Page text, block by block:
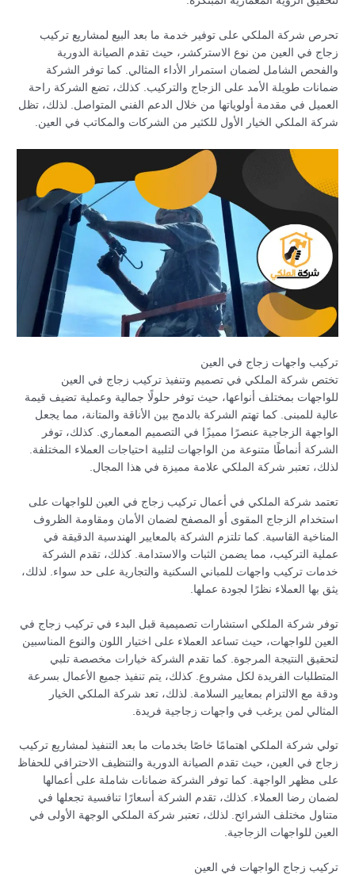
تحرص شركة الملكي على توفير خدمة ما بعد البيع لمشاريع تركيب
زجاج في العين من نوع الاستركشر، حيث تقدم الصيانة الدورية
والفحص الشامل لضمان استمرار الأداء المثالي. كما توفر الشركة
ضمانات طويلة الأمد على الزجاج والتركيب. كذلك، تضع الشركة راحة
العميل في مقدمة أولوياتها من خلال الدعم الفني المتواصل. لذلك، تظل
شركة الملكي الخيار الأول للكثير من الشركات والمكاتب في العين.
تركيب واجهات زجاج في العين
تختص شركة الملكي في تصميم وتنفيذ تركيب زجاج في العين
للواجهات بمختلف أنواعها، حيث توفر حلولًا جمالية وعملية تضيف قيمة
عالية للمبنى. كما تهتم الشركة بالدمج بين الأناقة والمتانة، مما يجعل
الواجهة الزجاجية عنصرًا مميزًا في التصميم المعماري. كذلك، توفر
الشركة أنماطًا متنوعة من الواجهات لتلبية احتياجات العملاء المختلفة.
لذلك، تعتبر شركة الملكي علامة مميزة في هذا المجال.
تعتمد شركة الملكي في أعمال تركيب زجاج في العين للواجهات على
استخدام الزجاج المقوى أو المصفح لضمان الأمان ومقاومة الظروف
المناخية القاسية. كما تلتزم الشركة بالمعايير الهندسية الدقيقة في
عملية التركيب، مما يضمن الثبات والاستدامة. كذلك، تقدم الشركة
خدمات تركيب واجهات للمباني السكنية والتجارية على حد سواء. لذلك،
يثق بها العملاء نظرًا لجودة عملها.
توفر شركة الملكي استشارات تصميمية قبل البدء في تركيب زجاج في
العين للواجهات، حيث تساعد العملاء على اختيار اللون والنوع المناسبين
لتحقيق النتيجة المرجوة. كما تقدم الشركة خيارات مخصصة تلبي
المتطلبات الفريدة لكل مشروع. كذلك، يتم تنفيذ جميع الأعمال بسرعة
ودقة مع الالتزام بمعايير السلامة. لذلك، تعد شركة الملكي الخيار
المثالي لمن يرغب في واجهات زجاجية فريدة.
تولي شركة الملكي اهتمامًا خاصًا بخدمات ما بعد التنفيذ لمشاريع تركيب
زجاج في العين، حيث تقدم الصيانة الدورية والتنظيف الاحترافي للحفاظ
على مظهر الواجهة. كما توفر الشركة ضمانات شاملة على أعمالها
لضمان رضا العملاء. كذلك، تقدم الشركة أسعارًا تنافسية تجعلها في
متناول مختلف الشرائح. لذلك، تعتبر شركة الملكي الوجهة الأولى في
العين للواجهات الزجاجية.
تركيب زجاج الواجهات في العين